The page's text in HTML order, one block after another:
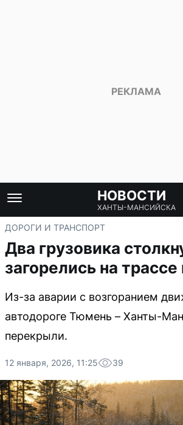
НОВОСТИ
ХАНТЫ-МАНСИЙСКА
ДОРОГИ И ТРАНСПОРТ
Два грузовика
загорелись на
Из-за аварии с возгоранием
автодороге Тюмень – Ханты-
перекрыли.
12 января, 2026, 11:25 39